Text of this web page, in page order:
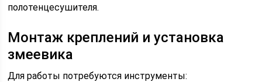
полотенцесушителя.
Монтаж креплений и установка
змеевика
Для работы потребуются инструменты: